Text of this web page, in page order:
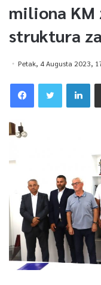
miliona KM
struktura
Petak, 4 Augusta 2023,